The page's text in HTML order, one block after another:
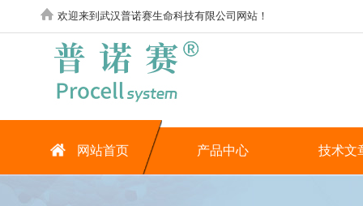
欢迎来到武汉普诺赛生命科技有限公司网站！
网站首页 产品中心 技术文